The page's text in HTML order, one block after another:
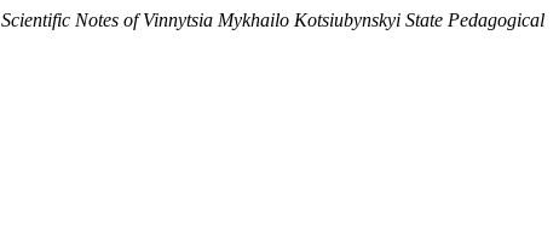
Scientific Notes of Vinnytsia Mykhailo Kotsiubynskyi State Pedagogical